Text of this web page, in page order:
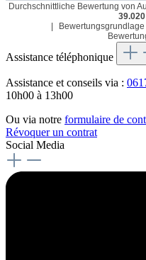
Durchschnittliche Bewertung von
39.020
|
Assistance téléphonique
Assistance et conseils via :
10h00 à 13h00
Ou via notre formulaire de
Révoquer un contrat
Social Media